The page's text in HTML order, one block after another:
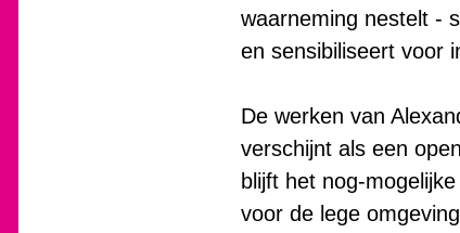
waarneming nestelt -
en sensibiliseert voor
De werken van
verschijnt als een
blijft het nog-
voor de lege